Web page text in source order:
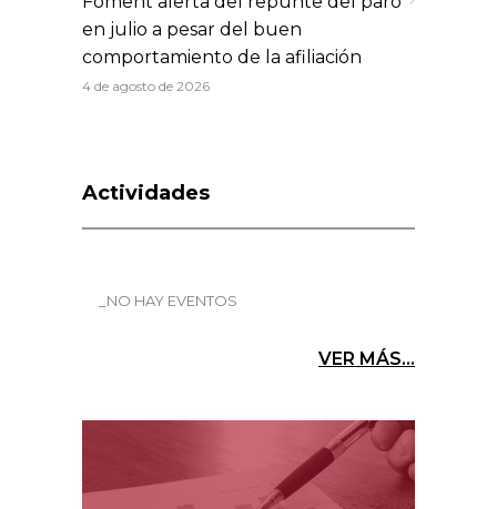
en julio a pesar del buen
comportamiento de la afiliación
4 de agosto de 2026
Actividades
_NO HAY EVENTOS
VER MÁS...